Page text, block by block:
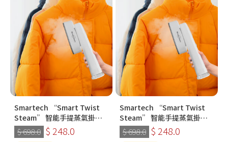
Smartech “Smart Twist
Steam” 智能手提蒸氣掛燙
機 (SS-8108)
$ 698.0 $ 248.0
Smartech “Smart Twist
Steam” 智能手提蒸氣掛燙
機 (SS-8108)
$ 698.0 $ 248.0